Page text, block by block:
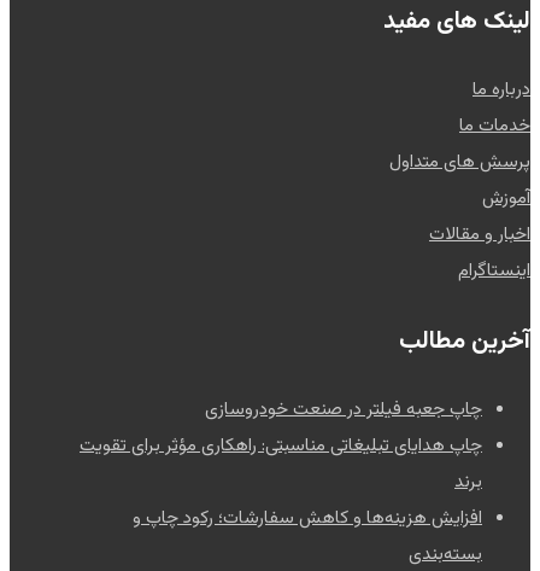
لینک های مفید
درباره ما
خدمات ما
پرسش های متداول
آموزش
اخبار و مقالات
اینستاگرام
آخرین مطالب
چاپ جعبه فیلتر در صنعت خودروسازی
چاپ هدایای تبلیغاتی مناسبتی: راهکاری مؤثر برای تقویت
برند
افزایش هزینه‌ها و کاهش سفارشات؛ رکود چاپ و
بسته‌بندی